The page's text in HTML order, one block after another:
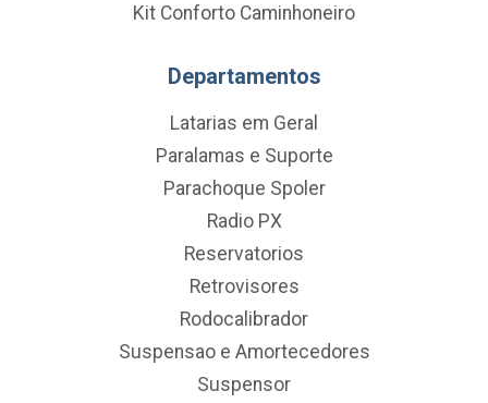
Kit Conforto Caminhoneiro
Departamentos
Latarias em Geral
Paralamas e Suporte
Parachoque Spoler
Radio PX
Reservatorios
Retrovisores
Rodocalibrador
Suspensao e Amortecedores
Suspensor